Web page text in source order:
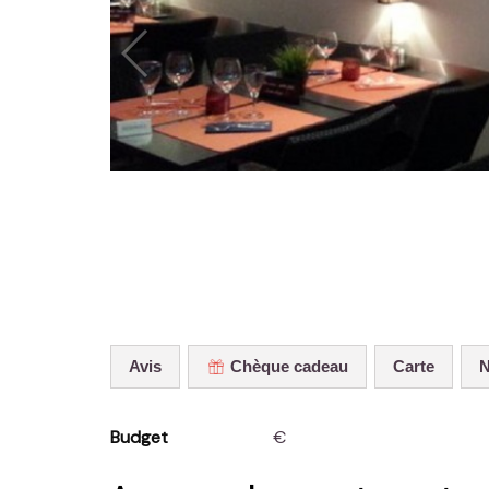
Avis Chèque cadeau Carte
Budget €